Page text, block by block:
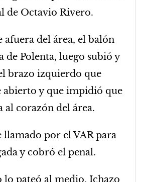
de Octavio Rivero.
afuera del área, el balón
de Polenta, luego subió y
brazo izquierdo que
abierto y que impidió que
al corazón del área.
llamado por el VAR para
y cobró el penal.
lo pateó al medio, Ichazo